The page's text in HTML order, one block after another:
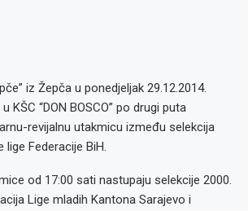
iz Žepča u ponedjeljak 29.12.2014.
KŠC “DON BOSCO” po drugi puta
revijalnu utakmicu između selekcija
lige Federacije BiH.
od 17:00 sati nastupaju selekcije 2000.
Lige mladih Kantona Sarajevo i